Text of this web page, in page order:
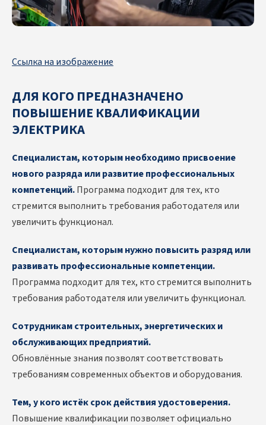
Ссылка на изображение
ДЛЯ КОГО ПРЕДНАЗНАЧЕНО
ПОВЫШЕНИЕ КВАЛИФИКАЦИИ
ЭЛЕКТРИКА
Специалистам, которым необходимо присвоение
нового разряда или развитие профессиональных
компетенций.Программа подходит для тех, кто
стремится выполнить требования работодателя или
увеличить функционал.
Специалистам, которым нужно повысить разряд или
развивать профессиональные компетенции.
Программа подходит для тех, кто стремится выполнить
требования работодателя или увеличить функционал.
Сотрудникам строительных, энергетических и
обслуживающих предприятий.
Обновлённые знания позволят соответствовать
требованиям современных объектов и оборудования.
Тем, у кого истёк срок действия удостоверения.
Повышение квалификации позволяет официально